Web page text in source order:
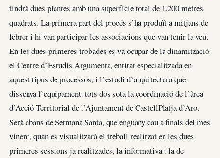
tindrà dues plantes amb una superfície total de 1.200 metres
quadrats. La primera part del procés s’ha produït a mitjans de
febrer i hi van participar les associacions que van tenir la veu.
En les dues primeres trobades es va ocupar de la dinamització
el Centre d’Estudis Argumenta, entitat especialitzada en
aquest tipus de processos, i l’estudi d’arquitectura que
dissenya l’equipament, tots dos sota la coordinació de l’àrea
d’Acció Territorial de l’Ajuntament de CastellPlatja d’Aro.
Serà abans de Setmana Santa, que enguany cau a finals del mes
vinent, quan es visualitzarà el treball realitzat en les dues
primeres sessions ja realitzades, la informativa i la de